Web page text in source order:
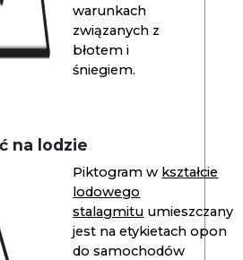
warunkach
związanych z
błotem i
śniegiem.
na lodzie
Piktogram w kształcie
lodowego
stalagmitu umieszczany
jest na etykietach opon
do samochodów